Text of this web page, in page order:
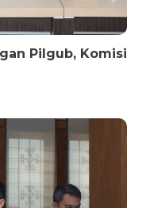
Pilgub, Komisi